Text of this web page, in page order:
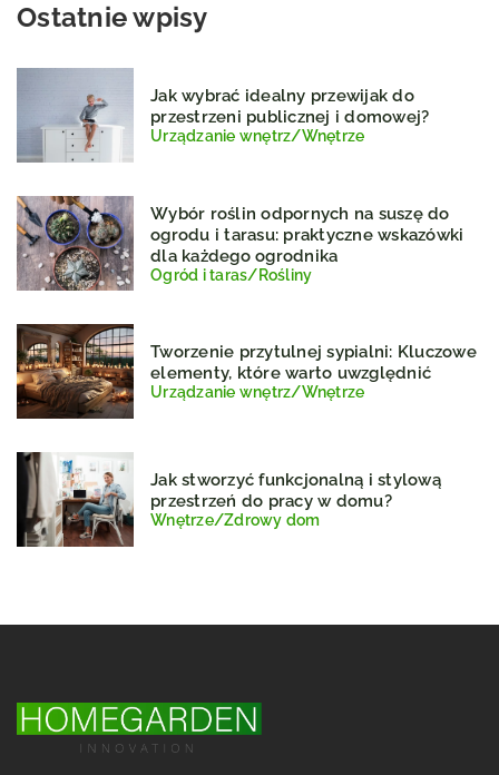
Ostatnie wpisy
Jak wybrać idealny przewijak do
przestrzeni publicznej i domowej?
Urządzanie wnętrz/Wnętrze
Wybór roślin odpornych na suszę do
ogrodu i tarasu: praktyczne wskazówki
dla każdego ogrodnika
Ogród i taras/Rośliny
Tworzenie przytulnej sypialni: Kluczowe
elementy, które warto uwzględnić
Urządzanie wnętrz/Wnętrze
Jak stworzyć funkcjonalną i stylową
przestrzeń do pracy w domu?
Wnętrze/Zdrowy dom